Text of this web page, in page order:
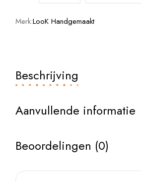
Merk:LooK Handgemaakt
Beschrijving
Aanvullende informatie
Beoordelingen (0)